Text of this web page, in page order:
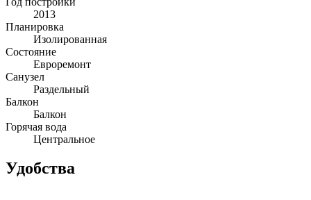
2013
Планировка
Изолированная
Состояние
Евроремонт
Санузел
Раздельный
Балкон
Балкон
Горячая вода
Центральное
Удобства